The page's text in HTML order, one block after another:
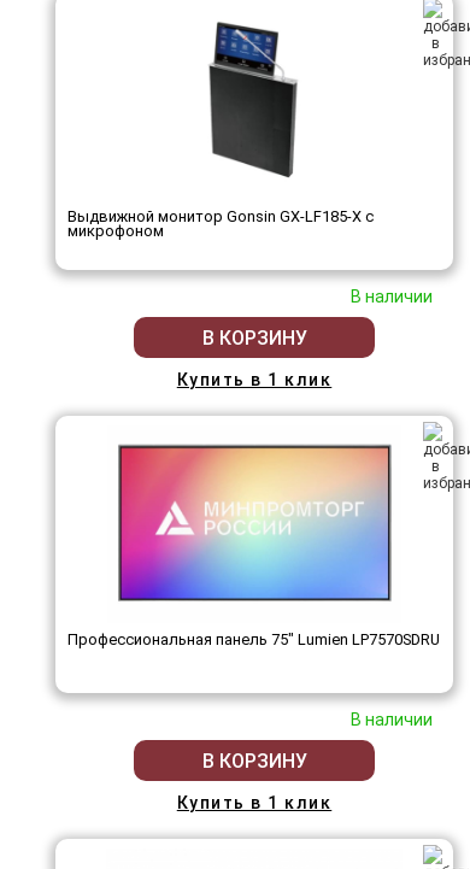
Выдвижной монитор Gonsin GX-LF185-X с
микрофоном
В наличии
В КОРЗИНУ
Купить в 1 клик
Профессиональная панель 75" Lumien LP7570SDRU
В наличии
В КОРЗИНУ
Купить в 1 клик